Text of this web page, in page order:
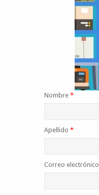
Nombre *
Apellido *
Correo electrónico